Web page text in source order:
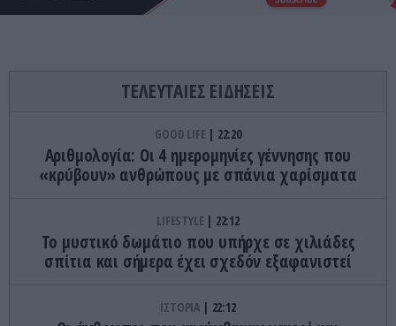
ΤΕΛΕΥΤΑΙΕΣ ΕΙΔΗΣΕΙΣ
GOOD LIFE 22:20
Αριθμολογία: Οι 4 ημερομηνίες γέννησης που
«κρύβουν» ανθρώπους με σπάνια χαρίσματα
LIFESTYLE 22:12
Το μυστικό δωμάτιο που υπήρχε σε χιλιάδες
σπίτια και σήμερα έχει σχεδόν εξαφανιστεί
ΙΣΤΟΡΙΑ 22:12